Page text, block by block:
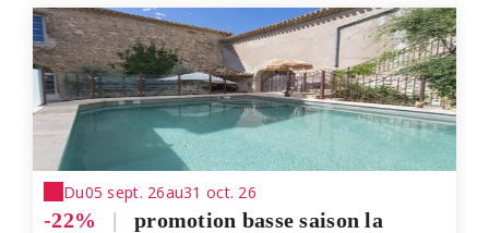
Du05 sept. 26au31 oct. 26
-22% |
promotion basse saison la